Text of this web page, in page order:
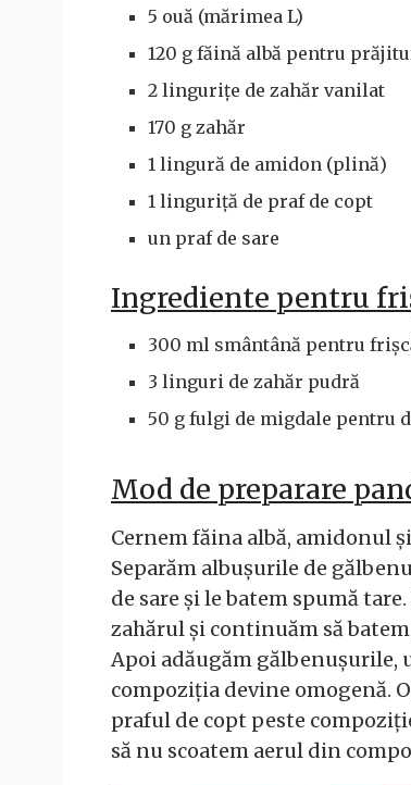
5 ouă (mărimea L)
120 g făină albă pentru
2 lingurițe de zahăr vanilat
170 g zahăr
1 lingură de amidon (plină)
1 linguriță de praf de copt
un praf de sare
Ingrediente pentru
300 ml smântână pentru
3 linguri de zahăr pudră
50 g fulgi de migdale pentru
Mod de preparare
Cernem făina albă, amidonul
Separăm albușurile de
de sare și le batem spumă
zahărul și continuăm să
Apoi adăugăm gălbenușurile,
compoziția devine omogenă.
praful de copt peste
să nu scoatem aerul din